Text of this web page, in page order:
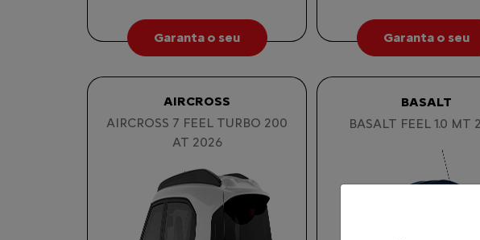
Garanta o seu Garanta o seu
AIRCROSS
AIRCROSS 7 FEEL TURBO 200
AT 2026
BASALT
BASALT FEEL 1.0 MT